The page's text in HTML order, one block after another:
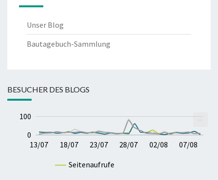
Unser Blog
Bautagebuch-Sammlung
BESUCHER DES BLOGS
0
100
07/08
13/07
17/07
21/07
25/07
29/07 02/08
06/08 18/07 23/07 28/07 07/08
Seitenaufrufe
...